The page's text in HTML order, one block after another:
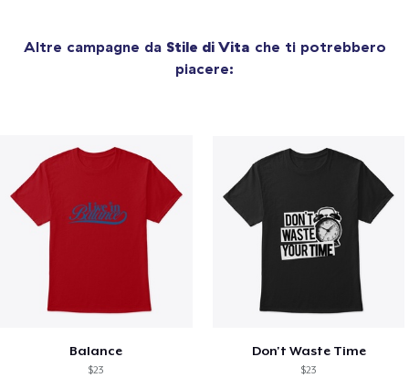
Altre campagne da Stile di Vita che ti potrebbero
piacere:
Balance
$23
Don't Waste Time
$23